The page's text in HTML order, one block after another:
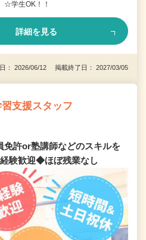
学生OK！！
詳細を見る
： 2026/06/12 掲載終了日： 2027/03/05
支援スタッフ
免許or塾講師などのスキルを
験歓迎◆ほぼ残業なし